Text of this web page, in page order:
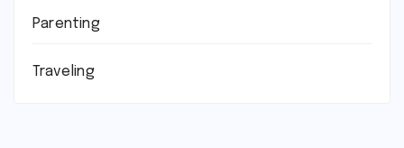
Parenting
Traveling